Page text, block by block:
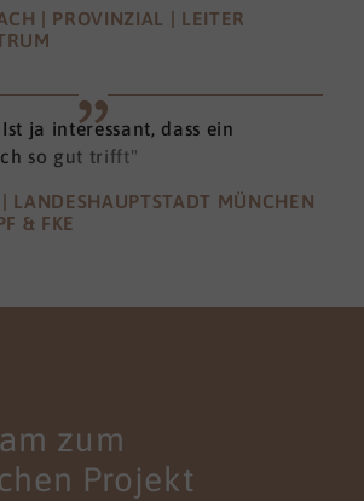
| PROVINZIAL | LEITER
ja interessant, dass ein
so gut trifft"
LANDESHAUPTSTADT MÜNCHEN
& FKE
zum
Projekt